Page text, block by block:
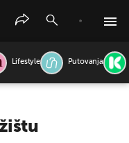
Lifestyle Putovanja